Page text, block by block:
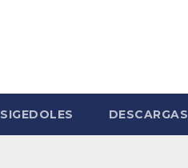
SIGEDOLES DESCARGAS